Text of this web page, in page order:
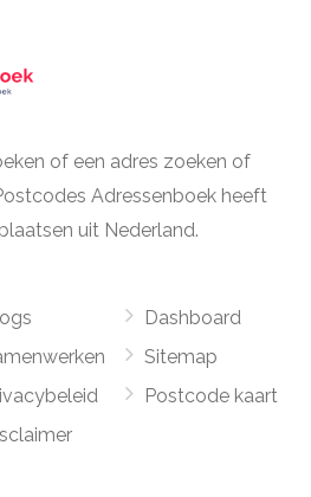
of een adres zoeken of
Adressenboek heeft
uit Nederland.
Dashboard
Sitemap
Postcode kaart